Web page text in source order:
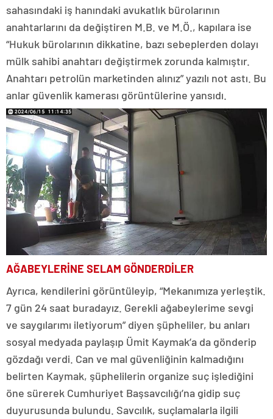
sahasındaki iş hanındaki avukatlık bürolarının
anahtarlarını da değiştiren M.B. ve M.Ö., kapılara ise
“Hukuk bürolarının dikkatine, bazı sebeplerden dolayı
mülk sahibi anahtarı değiştirmek zorunda kalmıştır.
Anahtarı petrolün marketinden alınız” yazılı not astı. Bu
anlar güvenlik kamerası görüntülerine yansıdı.
AĞABEYLERİNE SELAM GÖNDERDİLER
Ayrıca, kendilerini görüntüleyip, “Mekanımıza yerleştik.
7 gün 24 saat buradayız. Gerekli ağabeylerime sevgi
ve saygılarımı iletiyorum” diyen şüpheliler, bu anları
sosyal medyada paylaşıp Ümit Kaymak’a da gönderip
gözdağı verdi. Can ve mal güvenliğinin kalmadığını
belirten Kaymak, şüphelilerin organize suç işlediğini
öne sürerek Cumhuriyet Başsavcılığı’na gidip suç
duyurusunda bulundu. Savcılık, suçlamalarla ilgili